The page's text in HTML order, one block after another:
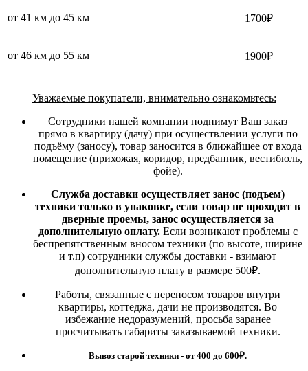
от 41 км до 45 км 1700₽
от 46 км до 55 км 1900₽
Уважаемые покупатели, внимательно ознакомьтесь:
Сотрудники нашей компании поднимут Ваш заказ
прямо в квартиру (дачу) при осуществлении услуги по
подъёму (заносу), товар заносится в ближайшее от входа
помещение (прихожая, коридор, предбанник, вестибюль,
фойе).
Служба доставки осуществляет занос (подъем)
техники только в упаковке, если товар не проходит в
дверные проемы, занос осуществляется за
дополнительную оплату. Если возникают проблемы с
беспрепятственным вносом техники (по высоте, ширине
и т.п) сотрудники службы доставки - взимают
дополнительную плату в размере 500₽.
Работы, связанные с переносом товаров внутри
квартиры, коттеджа, дачи не производятся. Во
избежание недоразумений, просьба заранее
просчитывать габариты заказываемой техники.
Вывоз старой техники - от 400 до 600₽.